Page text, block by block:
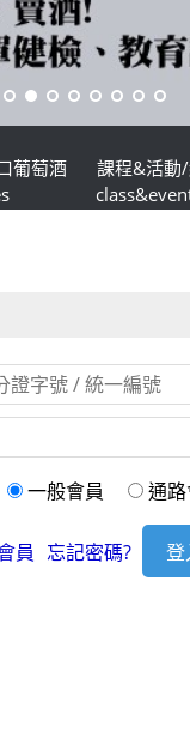
葡萄酒
課程&活動
一般會員 通
員 忘記密碼?